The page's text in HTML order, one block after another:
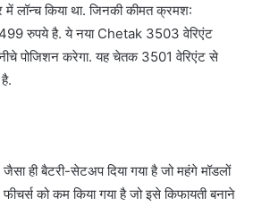
लॉन्च किया था. जिनकी कीमत क्रमश:
रुपये है. ये नया Chetak 3503 वेरिएंट
पोजिशन करेगा. यह चेतक 3501 वेरिएंट से
ही बैटरी-सेटअप दिया गया है जो महंगे मॉडलों
को कम किया गया है जो इसे किफायती बनाने